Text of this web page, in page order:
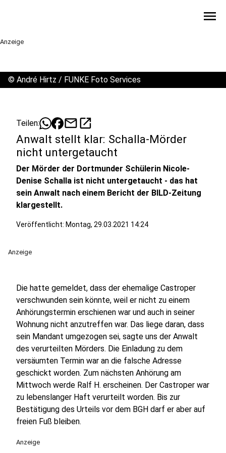
menu
Anzeige
© André Hirtz / FUNKE Foto Services
Teilen: mailopen_in_new
Anwalt stellt klar: Schalla-Mörder
nicht untergetaucht
Der Mörder der Dortmunder Schülerin Nicole-
Denise Schalla ist nicht untergetaucht - das hat
sein Anwalt nach einem Bericht der BILD-Zeitung
klargestellt.
Veröffentlicht: Montag, 29.03.2021 14:24
Anzeige
Die hatte gemeldet, dass der ehemalige Castroper
verschwunden sein könnte, weil er nicht zu einem
Anhörungstermin erschienen war und auch in seiner
Wohnung nicht anzutreffen war. Das liege daran, dass
sein Mandant umgezogen sei, sagte uns der Anwalt
des verurteilten Mörders. Die Einladung zu dem
versäumten Termin war an die falsche Adresse
geschickt worden. Zum nächsten Anhörung am
Mittwoch werde Ralf H. erscheinen. Der Castroper war
zu lebenslanger Haft verurteilt worden. Bis zur
Bestätigung des Urteils vor dem BGH darf er aber auf
freien Fuß bleiben.
Anzeige